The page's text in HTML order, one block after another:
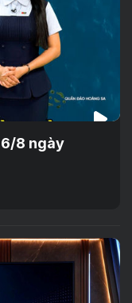
6/8 ngày